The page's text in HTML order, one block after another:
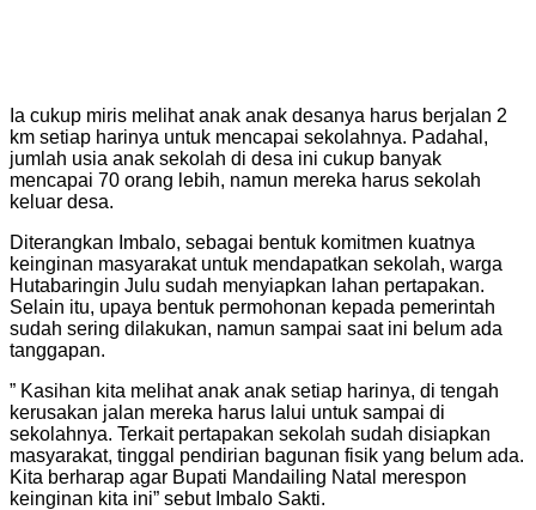
Ia cukup miris melihat anak anak desanya harus berjalan 2
km setiap harinya untuk mencapai sekolahnya. Padahal,
jumlah usia anak sekolah di desa ini cukup banyak
mencapai 70 orang lebih, namun mereka harus sekolah
keluar desa.
Diterangkan Imbalo, sebagai bentuk komitmen kuatnya
keinginan masyarakat untuk mendapatkan sekolah, warga
Hutabaringin Julu sudah menyiapkan lahan pertapakan.
Selain itu, upaya bentuk permohonan kepada pemerintah
sudah sering dilakukan, namun sampai saat ini belum ada
tanggapan.
” Kasihan kita melihat anak anak setiap harinya, di tengah
kerusakan jalan mereka harus lalui untuk sampai di
sekolahnya. Terkait pertapakan sekolah sudah disiapkan
masyarakat, tinggal pendirian bagunan fisik yang belum ada.
Kita berharap agar Bupati Mandailing Natal merespon
keinginan kita ini” sebut Imbalo Sakti.